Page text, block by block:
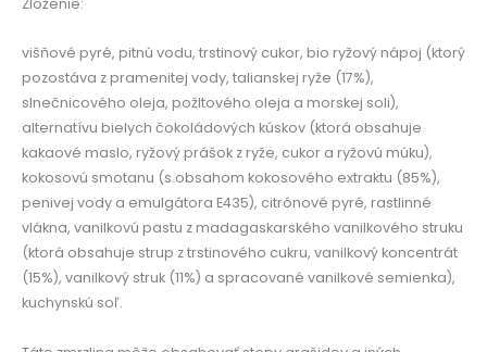
Zloženie:
višňové pyré, pitnú vodu, trstinový cukor, bio ryžový nápoj (ktorý
pozostáva z pramenitej vody, talianskej ryže (17%),
slnečnicového oleja, požltového oleja a morskej soli),
alternatívu bielych čokoládových kúskov (ktorá obsahuje
kakaové maslo, ryžový prášok z ryže, cukor a ryžovú múku),
kokosovú smotanu (s obsahom kokosového extraktu (85%),
penivej vody a emulgátora E435), citrónové pyré, rastlinné
vlákna, vanilkovú pastu z madagaskarského vanilkového struku
(ktorá obsahuje strup z trstinového cukru, vanilkový koncentrát
(15%), vanilkový struk (11%) a spracované vanilkové semienka),
kuchynskú soľ.